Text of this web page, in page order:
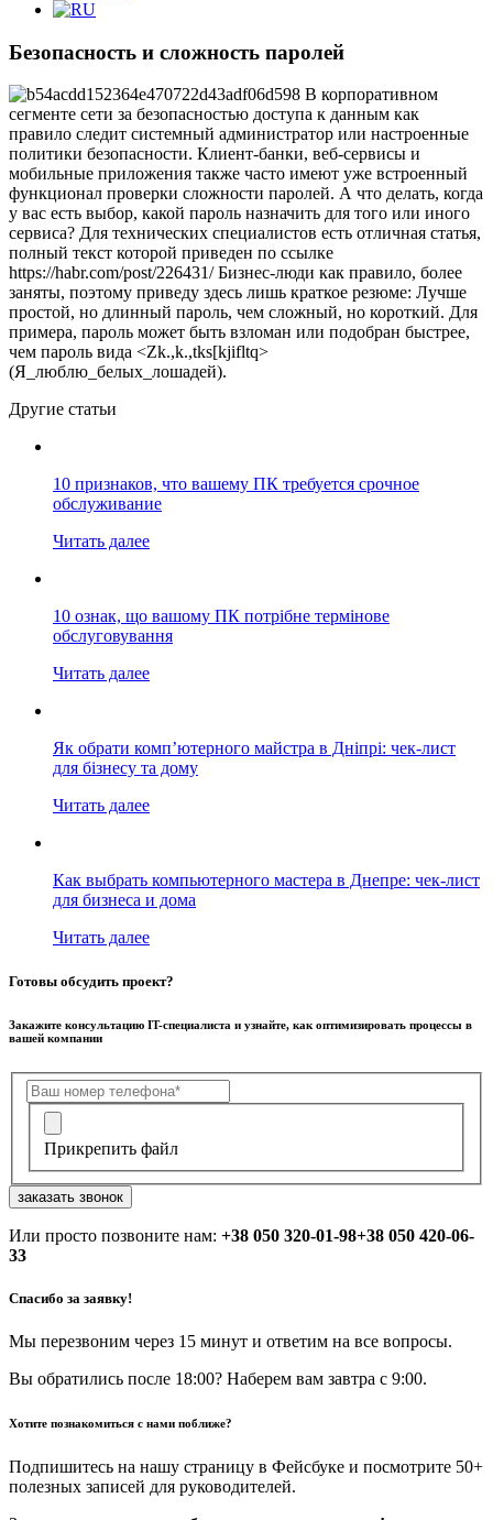
Безопасность и сложность паролей
В корпоративном
сегменте сети за безопасностью доступа к данным как
правило следит системный администратор или настроенные
политики безопасности. Клиент-банки, веб-сервисы и
мобильные приложения также часто имеют уже встроенный
функционал проверки сложности паролей. А что делать, когда
у вас есть выбор, какой пароль назначить для того или иного
сервиса? Для технических специалистов есть отличная статья,
полный текст которой приведен по ссылке
https://habr.com/post/226431/ Бизнес-люди как правило, более
заняты, поэтому приведу здесь лишь краткое резюме: Лучше
простой, но длинный пароль, чем сложный, но короткий. Для
примера, пароль может быть взломан или подобран быстрее,
чем пароль вида <Zk.,k.,tks[kjifltq>
(Я_люблю_белых_лошадей).
Другие статьи
10 признаков, что вашему ПК требуется срочное
обслуживание
Читать далее
10 ознак, що вашому ПК потрібне термінове
обслуговування
Читать далее
Як обрати комп’ютерного майстра в Дніпрі: чек-лист
для бізнесу та дому
Читать далее
Как выбрать компьютерного мастера в Днепре: чек-лист
для бизнеса и дома
Читать далее
Готовы обсудить проект?
Закажите консультацию IT-специалиста и узнайте, как оптимизировать процессы в
вашей компании
Прикрепить файл
заказать звонок
Или просто позвоните нам: +38 050 320-01-98+38 050 420-06-
33
Спасибо за заявку!
Мы перезвоним через 15 минут и ответим на все вопросы.
Вы обратились после 18:00? Наберем вам завтра с 9:00.
Хотите познакомиться с нами поближе?
Подпишитесь на нашу страницу в Фейсбуке и посмотрите 50+
полезных записей для руководителей.